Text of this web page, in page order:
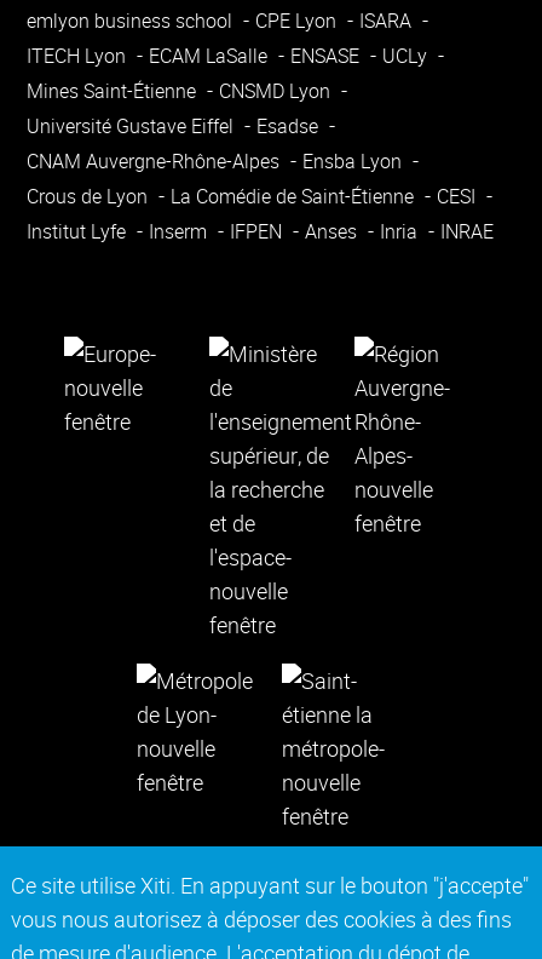
Ce site utilise Xiti. En appuyant sur le bouton "j'accepte"
vous nous autorisez à déposer des cookies à des fins
de mesure d'audience. L'acceptation du dépot de
emlyon business school
CPE Lyon
ISARA
ITECH Lyon
ECAM LaSalle ENSASE
UCLy
Mines Saint-Étienne
CNSMD Lyon
Université Gustave Eiffel
Esadse
CNAM Auvergne-Rhône-Alpes
Ensba Lyon
Crous de Lyon
La Comédie de Saint-Étienne
CESI
Institut Lyfe
Inserm IFPEN Anses Inria INRAE
Contact
Mentions légales